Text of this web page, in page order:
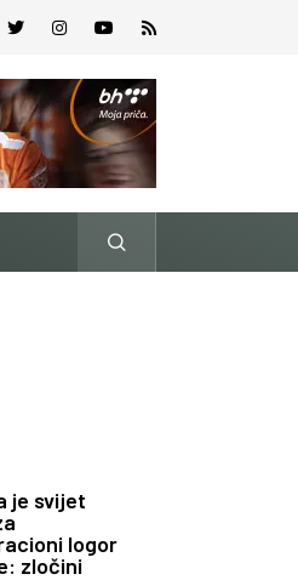
je svijet
logor
zločini